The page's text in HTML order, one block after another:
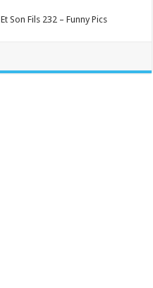
Son Fils 232 – Funny Pics